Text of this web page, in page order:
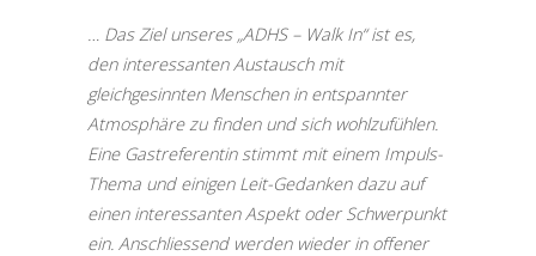
… Das Ziel unseres „ADHS – Walk In“ ist es,
den interessanten Austausch mit
gleichgesinnten Menschen in entspannter
Atmosphäre zu finden und sich wohlzufühlen.
Eine Gastreferentin stimmt mit einem Impuls-
Thema und einigen Leit-Gedanken dazu auf
einen interessanten Aspekt oder Schwerpunkt
ein. Anschliessend werden wieder in offener